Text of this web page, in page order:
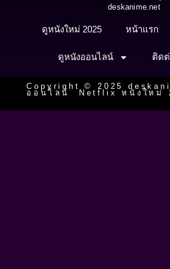
deskanime.net
ดูหนังใหม่ 2025 หน้าแรก
ดูหนังออนไลน์ ติด
Copyright © 2025
ออนไลน์ Netflix หนังใหม่